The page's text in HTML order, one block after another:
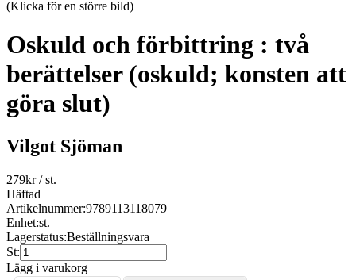
(Klicka för en större bild)
Oskuld och förbittring : två
berättelser (oskuld; konsten att
göra slut)
Vilgot Sjöman
279kr/ st.
Häftad
Artikelnummer:9789113118079
Enhet:st.
Lagerstatus:Beställningsvara
St:
Lägg i varukorg